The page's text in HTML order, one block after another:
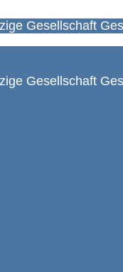
Gesellschaft
Gesellschaft